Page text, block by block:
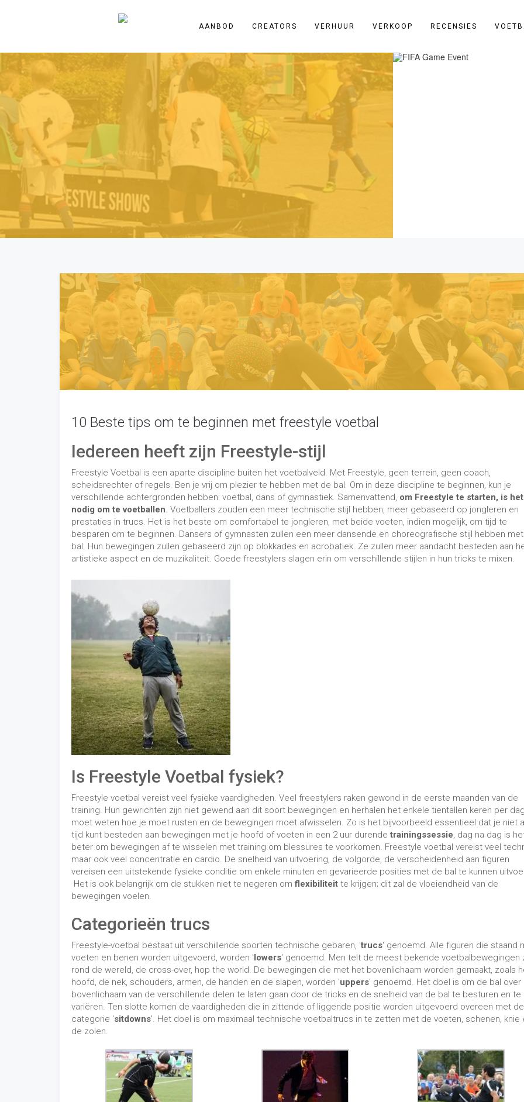
AANBOD CREATORS VERHUUR VERKOOP RECENSIES
Iedereen heeft zijn Freestyle-stijl
Freestyle Voetbal is een aparte discipline buiten het voetbalveld. Met Freestyle, geen terrein, geen coach,
scheidsrechter of regels. Ben je vrij om plezier te hebben met de bal. Om in deze discipline te beginnen, kun je
verschillende achtergronden hebben: voetbal, dans of gymnastiek. Samenvattend, om Freestyle te starten, is
nodig om te voetballen. Voetballers zouden een meer technische stijl hebben, meer gebaseerd op jongleren en
prestaties in trucs. Het is het beste om comfortabel te jongleren, met beide voeten, indien mogelijk, om tijd te
besparen om te beginnen. Dansers of gymnasten zullen een meer dansende en choreografische stijl hebben
bal. Hun bewegingen zullen gebaseerd zijn op blokkades en acrobatiek. Ze zullen meer aandacht besteden aan
artistieke aspect en de muzikaliteit. Goede freestylers slagen erin om verschillende stijlen in hun tricks te mixen.
Is Freestyle Voetbal fysiek?
Freestyle voetbal vereist veel fysieke vaardigheden. Veel freestylers raken gewond in de eerste maanden van de
training. Hun gewrichten zijn niet gewend aan dit soort bewegingen en herhalen het enkele tientallen keren per
moet weten hoe je moet rusten en de bewegingen moet afwisselen. Zo is het bijvoorbeeld essentieel dat je niet al
tijd kunt besteden aan bewegingen met je hoofd of voeten in een 2 uur durende
beter om bewegingen af ​​te wisselen met training om blessures te voorkomen. Freestyle voetbal vereist veel
maar ook veel concentratie en cardio. De snelheid van uitvoering, de volgorde, de verscheidenheid aan figuren
vereisen een uitstekende fysieke conditie om enkele minuten en gevarieerde posities met de bal te kunnen
Het is ook belangrijk om de stukken niet te negeren om
bewegingen voelen.
Categorieën trucs
Freestyle-voetbal bestaat uit verschillende soorten technische gebaren, '
voeten en benen worden uitgevoerd, worden 'lowers
rond de wereld, de cross-over, hop the world. De bewegingen die met het bovenlichaam worden gemaakt, zoals
hoofd, de nek, schouders, armen, de handen en de slapen, worden ' uppers' genoemd. Het doel is om de bal over
bovenlichaam van de verschillende delen te laten gaan door de tricks en de snelheid van de bal te besturen en te
variëren. Ten slotte komen de vaardigheden die in zittende of liggende positie worden uitgevoerd overeen met de
categorie 'sitdowns'. Het doel is om maximaal technische voetbaltrucs in te zetten met de voeten, schenen, knie
de zolen.
Uppers Lowers
LEER FREESTYLE VOETBALLEN - 10 BESTE TIPS
Hieronder vind je de 10 beste tips om te leren freestyle voetballen. Doe er je voordeel mee!
1). Draag de juiste schoenen